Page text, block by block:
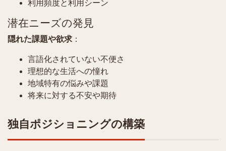
利用頻度と利用シーン
潜在ニーズの発見
隠れた課題や欲求 ：
言語化されていない不便さ
理想的な生活への憧れ
地域特有の悩みや課題
将来に対する不安や期待
独自ポジショニングの構築